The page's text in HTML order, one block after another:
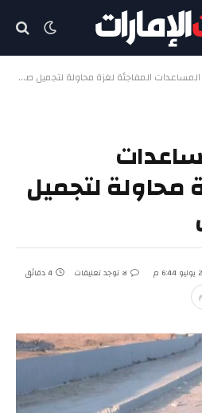
المفاجئة لغزة محاولة لتجميل صورة إسرائيل
محاولة لتجميل
لا توجد تعليقات 4 دقائق